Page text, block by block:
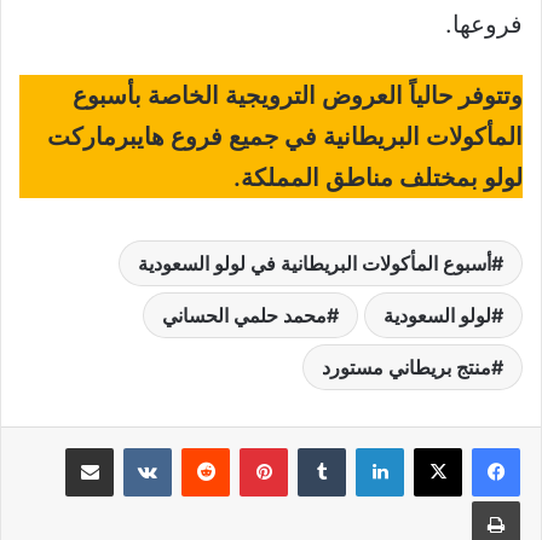
فروعها.
وتتوفر حالياً العروض الترويجية الخاصة بأسبوع
المأكولات البريطانية في جميع فروع هايبرماركت
لولو بمختلف مناطق المملكة.
أسبوع المأكولات البريطانية في لولو السعودية
لولو السعودية محمد حلمي الحساني
منتج بريطاني مستورد
لينكدإن بينتيريست مشاركة عبر البريد
طباعة